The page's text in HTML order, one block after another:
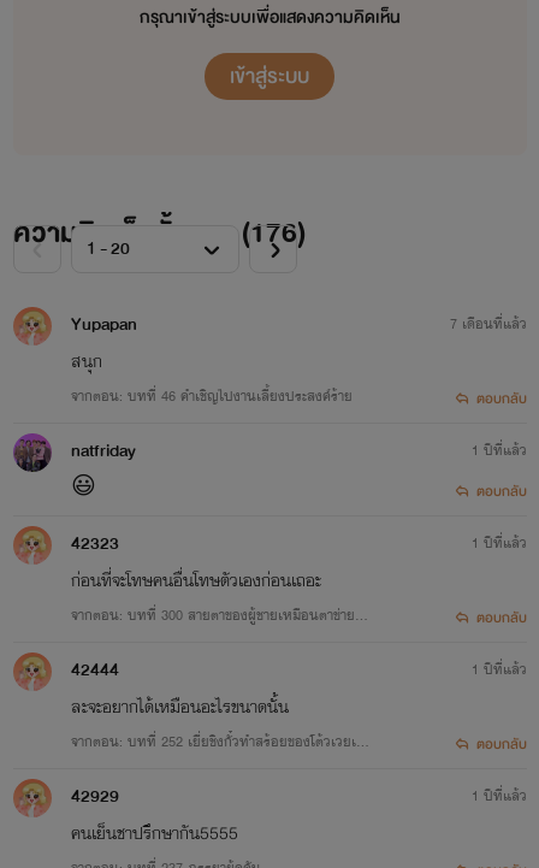
อย่างพึงพอใจ และเชื่อมั่นว่านายท่านจะสนับสนุนนิยายของเราอย่างถูกลิขสิทธิ์ เพื่อเป็นกำลังใจใน
ถ้าหากนายท่านพบเห็นนิยายของหอหมื่นอักษรถูกนำไปเผยแพร่อย่างผิดลิขสิทธิ์ที่ใด
ด้วยเจ้าค่ะ
กรุณาเข้าสู่ระบบเพื่อแสดงความคิดเห็น
เข้าสู่ระบบ
ความคิดเห็นทั้งหมด (176)
Yupapan
สนุก
จากตอน: บทที่ 46 คำเชิญไปงานเลี้ยงประสงค์ร้าย
7 เดือนที่แล้ว
ตอบกลับ
natfriday
😃
1 ปีที่แล้ว
ตอบกลับ
42323
ก่อนที่จะโทษคนอื่นโทษตัวเองก่อนเถอะ
จากตอน: บทที่ 300 สายตาของผู้ชายเหมือนตาข่ายผื
1 ปีที่แล้ว
ตอบกลับ
42444
ละจะอยากได้เหมือนอะไรขนาดนั้น
จากตอน: บทที่ 252 เยี่ยชิงกั๋วทำสร้อยของโต้วเวยเอ๋
1 ปีที่แล้ว
ตอบกลับ
42929
คนเย็นชาปรึกษากัน5555
1 ปีที่แล้ว